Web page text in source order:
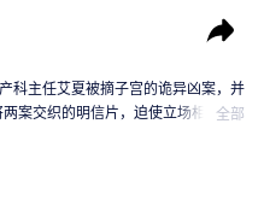
科主任艾夏被摘子宫的诡异凶案，并
案交织的明信片，迫使立场相斥的
全部